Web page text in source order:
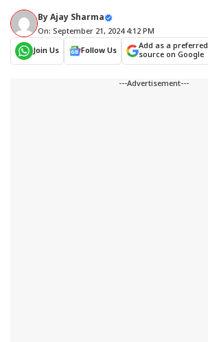
ByAjay Sharma
On: September 21, 2024 4:12 PM
Join Us
Follow Us
Add as a preferred
source on Google
---Advertisement---